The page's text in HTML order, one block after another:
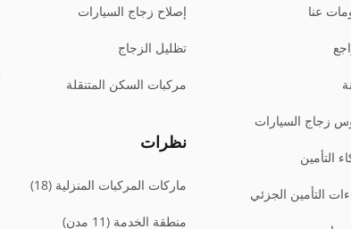
عنا
زجاج السيارات
التأمين
التأمين الجزئي
إصلاح زجاج السيارات
تظليل الزجاج
مركبات السكن المتنقلة
نظرات
ماركات المركبات المنزلية (18)
منطقة الخدمة (11 مدن)